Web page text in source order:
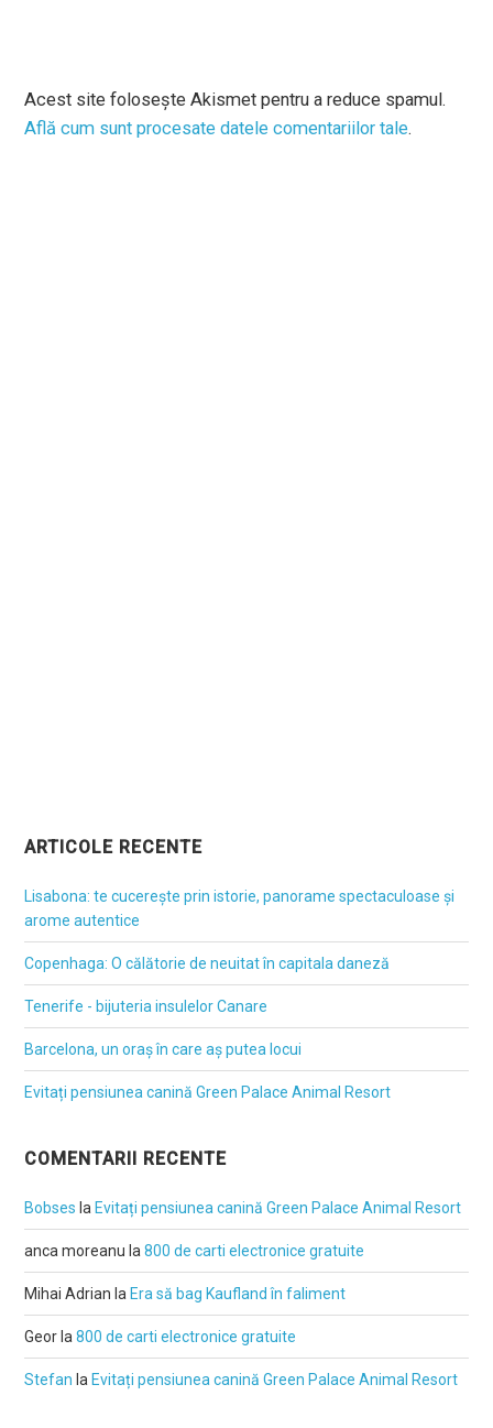
Acest site folosește Akismet pentru a reduce spamul.
Află cum sunt procesate datele comentariilor tale.
ARTICOLE RECENTE
Lisabona: te cucerește prin istorie, panorame spectaculoase și
arome autentice
Copenhaga: O călătorie de neuitat în capitala daneză
Tenerife - bijuteria insulelor Canare
Barcelona, un oraș în care aș putea locui
Evitați pensiunea canină Green Palace Animal Resort
COMENTARII RECENTE
Bobses laEvitați pensiunea canină Green Palace Animal Resort
anca moreanu la800 de carti electronice gratuite
Mihai Adrian laEra să bag Kaufland în faliment
Georla800 de carti electronice gratuite
Stefan laEvitați pensiunea canină Green Palace Animal Resort